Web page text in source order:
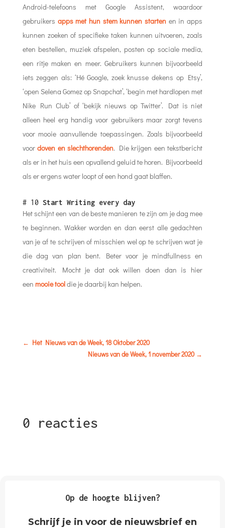
Android-telefoons met Google Assistent, waardoor
gebruikers apps met hun stem kunnen starten en in apps
kunnen zoeken of specifieke taken kunnen uitvoeren, zoals
eten bestellen, muziek afspelen, posten op sociale media,
een ritje maken en meer. Gebruikers kunnen bijvoorbeeld
iets zeggen als: ‘Hé Google, zoek knusse dekens op Etsy’,
‘open Selena Gomez op Snapchat’, ‘begin met hardlopen met
Nike Run Club’ of ‘bekijk nieuws op Twitter’. Dat is niet
alleen heel erg handig voor gebruikers maar zorgt tevens
voor mooie aanvullende toepassingen. Zoals bijvoorbeeld
voordoven en slechthorenden. Die krijgen een tekstbericht
als er in het huis een opvallend geluid te horen. Bijvoorbeeld
als er ergens water loopt of een hond gaat blaffen.
# 10 Start Writing every day
Het schijnt een van de beste manieren te zijn om je dag mee
te beginnen. Wakker worden en dan eerst alle gedachten
van je af te schrijven of misschien wel op te schrijven wat je
die dag van plan bent. Beter voor je mindfullness en
creativiteit. Mocht je dat ook willen doen dan is hier
een mooie tooldie je daarbij kan helpen.
← Het Nieuws van de Week, 18 Oktober 2020
Nieuws van de Week, 1 november 2020→
0 reacties
Op de hoogte blijven?
Schrijf je in voor de nieuwsbrief en